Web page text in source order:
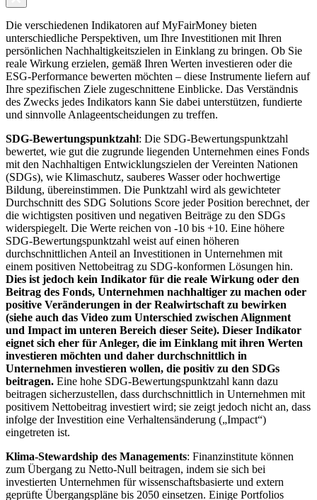
Die verschiedenen Indikatoren auf MyFairMoney bieten
unterschiedliche Perspektiven, um Ihre Investitionen mit Ihren
persönlichen Nachhaltigkeitszielen in Einklang zu bringen. Ob Sie
reale Wirkung erzielen, gemäß Ihren Werten investieren oder die
ESG-Performance bewerten möchten – diese Instrumente liefern auf
Ihre spezifischen Ziele zugeschnittene Einblicke. Das Verständnis
des Zwecks jedes Indikators kann Sie dabei unterstützen, fundierte
und sinnvolle Anlageentscheidungen zu treffen.
SDG-Bewertungspunktzahl: Die SDG-Bewertungspunktzahl
bewertet, wie gut die zugrunde liegenden Unternehmen eines Fonds
mit den Nachhaltigen Entwicklungszielen der Vereinten Nationen
(SDGs), wie Klimaschutz, sauberes Wasser oder hochwertige
Bildung, übereinstimmen. Die Punktzahl wird als gewichteter
Durchschnitt des SDG Solutions Score jeder Position berechnet, der
die wichtigsten positiven und negativen Beiträge zu den SDGs
widerspiegelt. Die Werte reichen von -10 bis +10. Eine höhere
SDG-Bewertungspunktzahl weist auf einen höheren
durchschnittlichen Anteil an Investitionen in Unternehmen mit
einem positiven Nettobeitrag zu SDG-konformen Lösungen hin.
Dies ist jedoch kein Indikator für die reale Wirkung oder den
Beitrag des Fonds, Unternehmen nachhaltiger zu machen oder
positive Veränderungen in der Realwirtschaft zu bewirken
(siehe auch das Video zum Unterschied zwischen Alignment
und Impact im unteren Bereich dieser Seite). Dieser Indikator
eignet sich eher für Anleger, die im Einklang mit ihren Werten
investieren möchten und daher durchschnittlich in
Unternehmen investieren wollen, die positiv zu den SDGs
beitragen. Eine hohe SDG-Bewertungspunktzahl kann dazu
beitragen sicherzustellen, dass durchschnittlich in Unternehmen mit
positivem Nettobeitrag investiert wird; sie zeigt jedoch nicht an, dass
infolge der Investition eine Verhaltensänderung („Impact“)
eingetreten ist.
Klima-Stewardship des Managements: Finanzinstitute können
zum Übergang zu Netto-Null beitragen, indem sie sich bei
investierten Unternehmen für wissenschaftsbasierte und extern
geprüfte Übergangspläne bis 2050 einsetzen. Einige Portfolios